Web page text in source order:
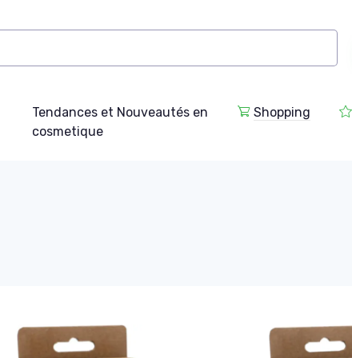
Tendances et Nouveautés en
cosmetique
Shopping